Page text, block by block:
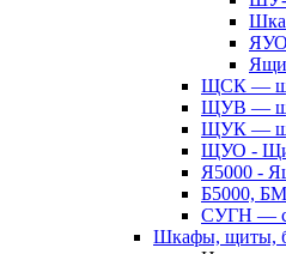
ЯУО
ЩСК —
ЩУВ —
ЩУК —
ЩУО -
Я5000 -
Б5000,
СУГН —
Шкафы, щиты,